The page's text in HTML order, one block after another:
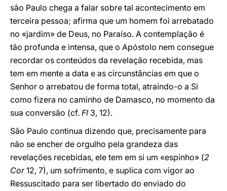
são Paulo chega a falar sobre tal acontecimento em
terceira pessoa; afirma que um homem foi arrebatado
no «jardim» de Deus, no Paraíso. A contemplação é
tão profunda e intensa, que o Apóstolo nem consegue
recordar os conteúdos da revelação recebida, mas
tem em mente a data e as circunstâncias em que o
Senhor o arrebatou de forma total, atraindo-o a Si
como fizera no caminho de Damasco, no momento da
sua conversão (cf. Fl 3, 12).
São Paulo continua dizendo que, precisamente para
não se encher de orgulho pela grandeza das
revelações recebidas, ele tem em si um «espinho» (2
Cor12, 7), um sofrimento, e suplica com vigor ao
Ressuscitado para ser libertado do enviado do